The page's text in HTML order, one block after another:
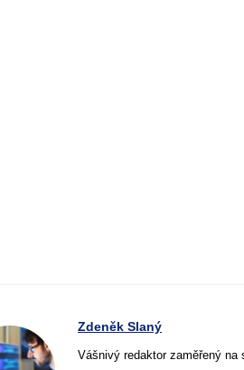
Zdeněk Slaný
Vášnivý redaktor zaměřený